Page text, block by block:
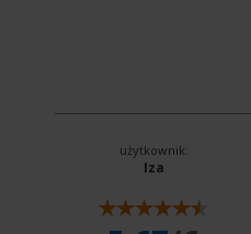
użytkownik:
Iza